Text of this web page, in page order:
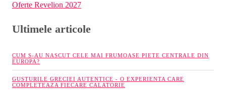
Oferte Revelion 2027
Ultimele articole
CUM S-AU NASCUT CELE MAI FRUMOASE PIETE CENTRALE DIN
EUROPA?
GUSTURILE GRECIEI AUTENTICE - O EXPERIENTA CARE
COMPLETEAZA FIECARE CALATORIE